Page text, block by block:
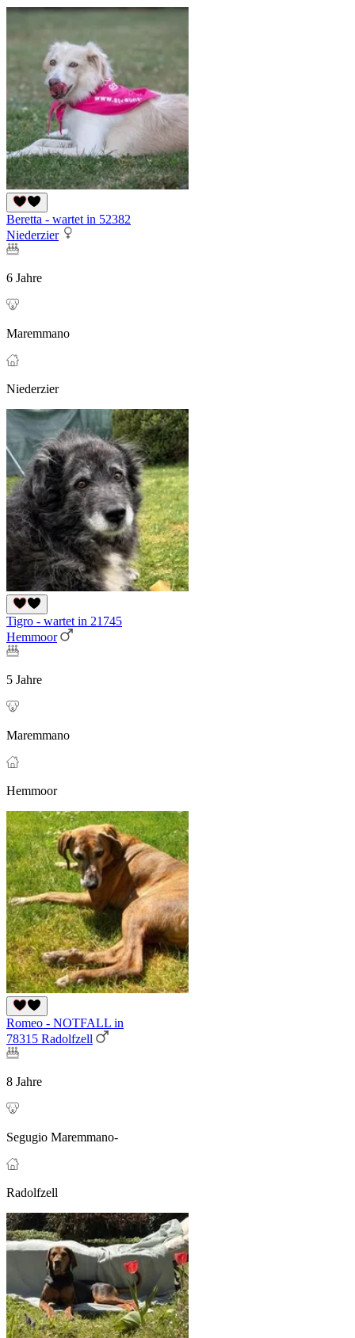
Beretta - wartet in 52382
Niederzier
6 Jahre
Maremmano
Niederzier
Tigro - wartet in 21745
Hemmoor
5 Jahre
Maremmano
Hemmoor
Romeo - NOTFALL in
78315 Radolfzell
8 Jahre
Segugio Maremmano-
Radolfzell